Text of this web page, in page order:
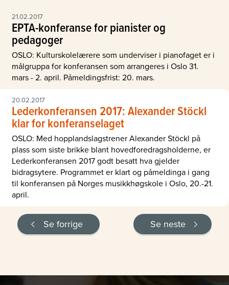
21.02.2017
EPTA-konferanse for pianister og
pedagoger
OSLO: Kulturskolelærere som underviser i pianofaget er i
målgruppa for konferansen som arrangeres i Oslo 31.
mars - 2. april. Påmeldingsfrist: 20. mars.
20.02.2017
Lederkonferansen 2017: Alexander Stöckl
klar for konferanselaget
OSLO: Med hopplandslagstrener Alexander Stöckl på
plass som siste brikke blant hovedforedragsholderne, er
Lederkonferansen 2017 godt besatt hva gjelder
bidragsytere. Programmet er klart og påmeldinga i gang
til konferansen på Norges musikkhøgskole i Oslo, 20.-21.
april.
Se forrige Se neste